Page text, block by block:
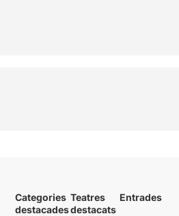
Categories
destacades
Teatres
destacats
Entrades